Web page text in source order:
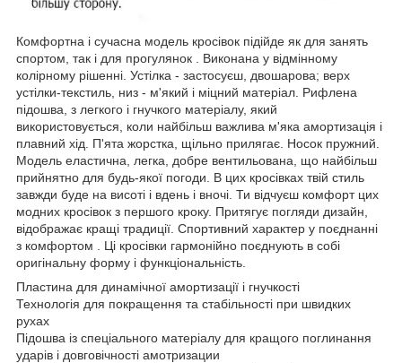
Комфортна і сучасна модель кросівок підійде як для занять
спортом, так і для прогулянок . Виконана у відмінному
колірному рішенні. Устілка - застосуєш, двошарова; верх
устілки-текстиль, низ - м'який і міцний матеріал. Рифлена
підошва, з легкого і гнучкого матеріалу, який
використовується, коли найбільш важлива м'яка амортизація і
плавний хід. П'ята жорстка, щільно прилягає. Носок пружний.
Модель еластична, легка, добре вентильована, що найбільш
прийнятно для будь-якої погоди. В цих кросівках твій стиль
завжди буде на висоті і вдень і вночі. Ти відчуєш комфорт цих
модних кросівок з першого кроку. Притягує погляди дизайн,
відображає кращі традиції. Спортивний характер у поєднанні
з комфортом . Ці кросівки гармонійно поєднують в собі
оригінальну форму і функціональність.
Пластина для динамічної амортизації і гнучкості
Технологія для покращення та стабільності при швидких
рухах
Підошва із спеціального матеріалу для кращого поглинання
ударів і довговічності амотризации